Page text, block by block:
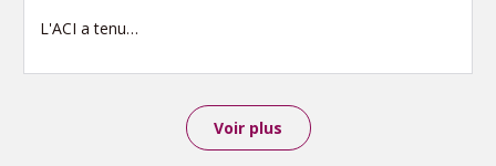
L'ACI a tenu…
Voir plus